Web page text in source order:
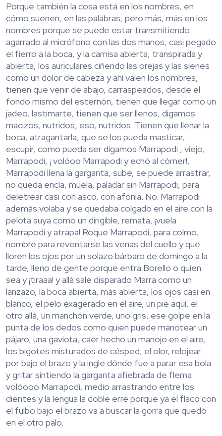
Porque también la cosa está en los nombres, en
cómo suenen, en las palabras, pero más, más en los
nombres porque se puede estar transmitiendo
agarrado al micrófono con las dos manos, casi pegado
el fierro a la boca, y la camisa abierta, transpirada y
abierta, los auriculares ciñendo las orejas y las sienes
como un dolor de cabeza y ahí valen los nombres,
tienen que venir de abajo, carraspeados, desde el
fondo mismo del esternón, tienen que llegar como un
jadeo, lastimarte, tienen que ser llenos, digamos
macizos, nutridos, eso, nutridos. Tienen que llenar la
boca, atragantarla, que se los pueda masticar,
escupir, como pueda ser digamos Marrapodi , viejo,
Marrapodi, ¡ volóoo Marrapodi y echó al córner!,
Marrapodi llena la garganta, sube, se puede arrastrar,
no queda encía, muela, paladar sin Marrapodi, para
deletrear casi con asco, con afonía. No. Marrapodi
además volaba y se quedaba colgado en el aire con la
pelota suya como un dirigible, remata, ¡vuela
Marrapodi y atrapa! Roque Marrapodi, para colmo,
nombre para reventarse las venas del cuello y que
lloren los ojos por un solazo bárbaro de domingo a la
tarde, lleno de gente porque entra Borello o quien
sea y ¡tiraaa! y allá sale disparado Marra como un
lanzazo, la boca abierta, más abierta, los ojos casi en
blanco, el pelo exagerado en el aire, un pie aquí, el
otro allá, un manchón verde, uno gris, ese golpe en la
punta de los dedos como quien puede manotear un
pájaro, una gaviota, caer hecho un manojo en el aire,
los bigotes misturados de césped, el olor, relojear
por bajo el brazo y la ingle dónde fue a parar esa bola
y gritar sintiendo la garganta afiebrada de flema
volóooo Marrapodi, medio arrastrando entre los
dientes y la lengua la doble erre porque ya el flaco con
el fulbo bajo el brazo va a buscar la gorra que quedó
en el otro palo.